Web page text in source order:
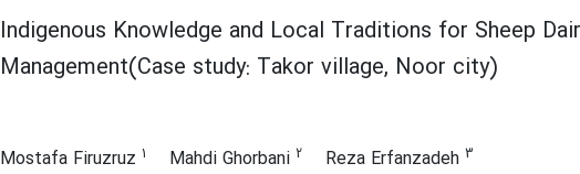
Indigenous Knowledge and Local Traditions for Sheep
Management(Case study: Takor village, Noor city)
Mostafa Firuzruz 1 Mahdi Ghorbani 2 Reza Erfanzadeh 3